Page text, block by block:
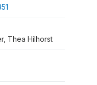
Thea Hilhorst